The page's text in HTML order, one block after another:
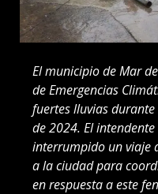
El municipio de Mar
de Emergencias
fuertes lluvias
de 2024. El
interrumpido un viaje
a la ciudad para
en respuesta a este